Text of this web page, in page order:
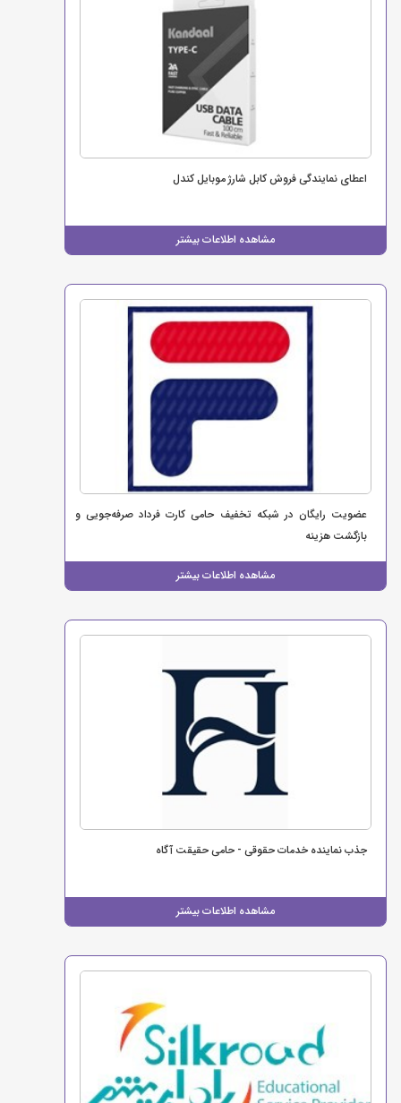
اعطای نمایندگی فروش کابل شارژ موبایل کندل
مشاهده اطلاعات بیشتر
عضویت رایگان در شبکه تخفیف حامی کارت فرداد صرفه‌جویی و
بازگشت هزینه
مشاهده اطلاعات بیشتر
جذب نماینده خدمات حقوقی - حامی حقیقت آگاه
مشاهده اطلاعات بیشتر